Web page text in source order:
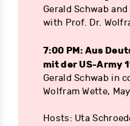
Gerald Schwab
with Prof. Dr.
7:00 PM: Aus
mit der US-Army
Gerald Schwab in
Wolfram Wette,
Hosts: Uta